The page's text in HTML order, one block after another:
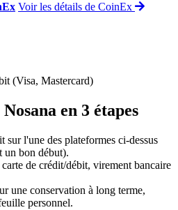
Voir les détails de CoinEx
(Visa, Mastercard)
en 3 étapes
sur l'une des plateformes ci-dessus
un bon début).
de crédit/débit, virement bancaire
une conservation à long terme,
personnel.